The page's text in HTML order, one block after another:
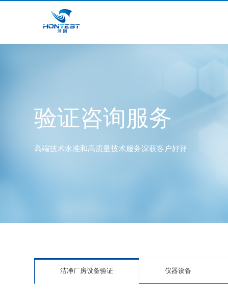
验证咨询服务
高端技术水准和高质量技术服务深获客户好评
洁净厂房设备验证 仪器设备